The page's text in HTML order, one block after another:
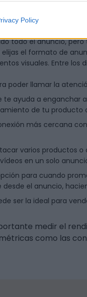
Policy
tienes que
las plataformas de
todo el anuncio,
el formato de
visuales. Entre
poder llamar la
te ayuda a enganchar
de tu producto
más cercana
varios productos
en un solo
para cuando
el anuncio,
ser la ideal para
medir el
como las